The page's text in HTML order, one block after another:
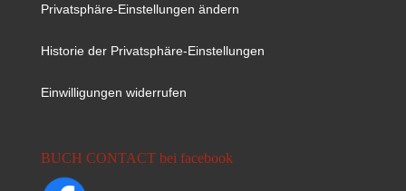
Privatsphäre-Einstellungen ändern
Historie der Privatsphäre-Einstellungen
Einwilligungen widerrufen
BUCH CONTACT bei facebook